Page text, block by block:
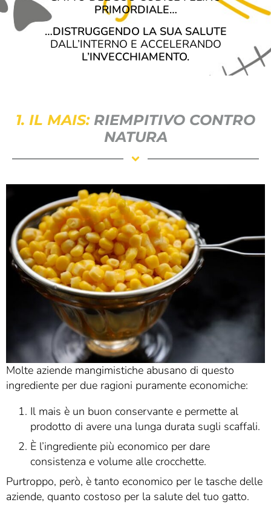
PRIMORDIALE…
…DISTRUGGENDO LA SUA SALUTE
DALL’INTERNO E ACCELERANDO
L’INVECCHIAMENTO.
1. IL MAIS:RIEMPITIVO CONTRO
NATURA
Molte aziende mangimistiche abusano di questo
ingrediente per due ragioni puramente economiche:
Il mais è un buon conservante e permette al
prodotto di avere una lunga durata sugli scaffali.
È l’ingrediente più economico per dare
consistenza e volume alle crocchette.
Purtroppo, però, è tanto economico per le tasche delle
aziende, quanto costoso per la salute del tuo gatto.